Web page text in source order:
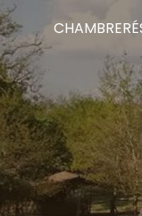
CHAMBRE